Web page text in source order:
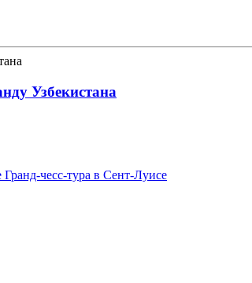
Узбекистана
чесс-тура в Сент-Луисе